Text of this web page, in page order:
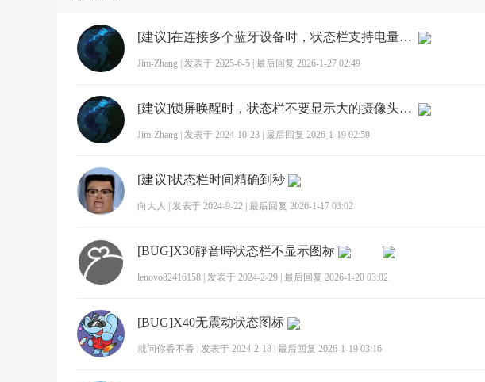
[建议]在连接多个蓝牙设备时，状态栏支持电量显示
Jim-Zhang 发表于 2025-6-5 最后回复 2026-1-27 02:49
[建议]锁屏唤醒时，状态栏不要显示大的摄像头调用提示图标
Jim-Zhang 发表于 2024-10-23 最后回复 2026-1-19 02:59
[建议]状态栏时间精确到秒
向大人 发表于 2024-9-22 最后回复 2026-1-17 03:02
[BUG]X30靜音時状态栏不显示图标
lenovo82416158 发表于 2024-2-29 最后回复 2026-1-20 03:02
[BUG]X40无震动状态图标
就问你香不香 发表于 2024-2-18 最后回复 2026-1-19 03:16